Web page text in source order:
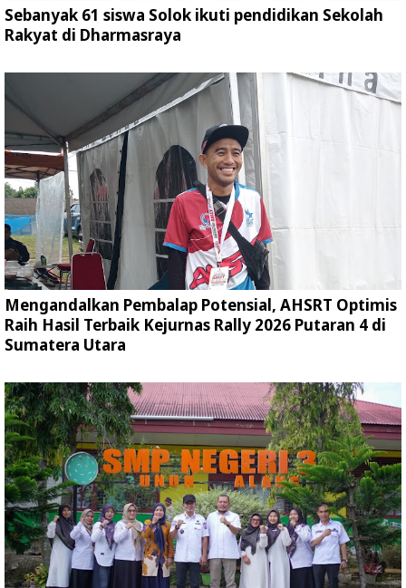
Sebanyak 61 siswa Solok ikuti pendidikan Sekolah
Rakyat di Dharmasraya
Mengandalkan Pembalap Potensial, AHSRT Optimis
Raih Hasil Terbaik Kejurnas Rally 2026 Putaran 4 di
Sumatera Utara